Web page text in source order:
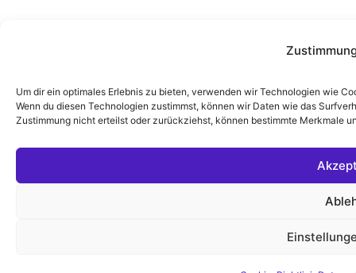
Um dir ein optimales Erlebnis zu bieten, verwenden wir Technologien wie
Wenn du diesen Technologien zustimmst, können wir Daten wie das
Zustimmung nicht erteilst oder zurückziehst, können bestimmte Merkmale